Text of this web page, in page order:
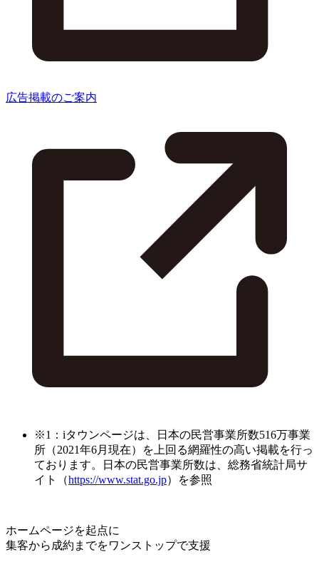
広告掲載のご案内
※1：iタウンページは、日本の民営事業所数516万事業
所（2021年6月現在）を上回る網羅性の高い掲載を行っ
ております。日本の民営事業所数は、総務省統計局サ
イト（https://www.stat.go.jp）を参照
ホームページを起点に
集客から成約までをワンストップで支援